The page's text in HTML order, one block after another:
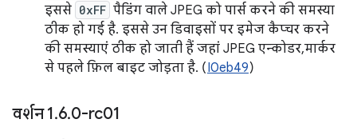
इससे 0xFF पैडिंग वाले JPEG को पार्स करने की समस्या
ठीक हो गई है. इससे उन डिवाइसों पर इमेज कैप्चर करने
की समस्याएं ठीक हो जाती हैं जहां JPEG एन्कोडर, मार्कर
से पहले फ़िल बाइट जोड़ता है. (I0eb49)
वर्शन 1.6.0-rc01